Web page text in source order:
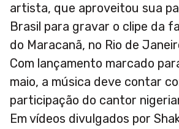
artista, que aproveitou sua
Brasil para gravar o clipe da
do Maracanã, no Rio de
Com lançamento marcado
maio, a música deve contar
participação do cantor
Em vídeos divulgados por